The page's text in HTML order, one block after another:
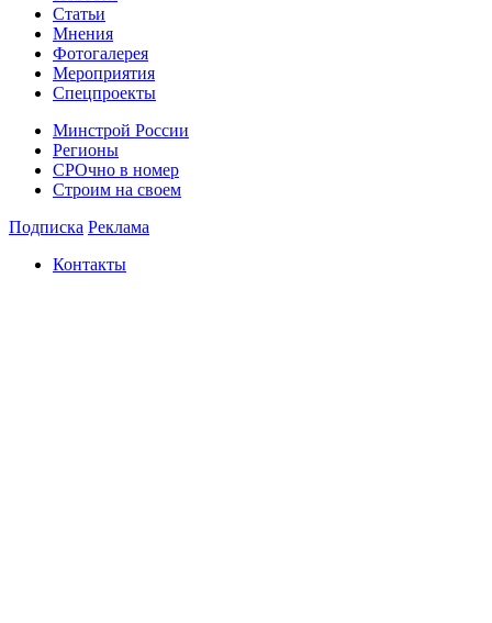
Статьи
Мнения
Фотогалерея
Мероприятия
Спецпроекты
Минстрой России
Регионы
СРОчно в номер
Строим на своем
Подписка Реклама
Контакты